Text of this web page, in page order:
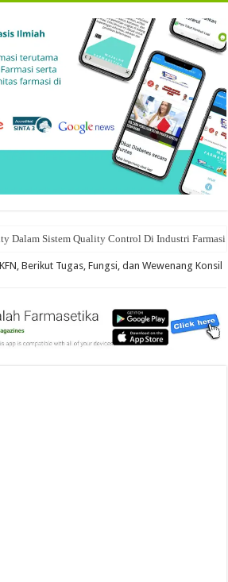
Dalam Sistem Quality Control Di Industri Farmasi
Berikut Tugas, Fungsi, dan Wewenang Konsil